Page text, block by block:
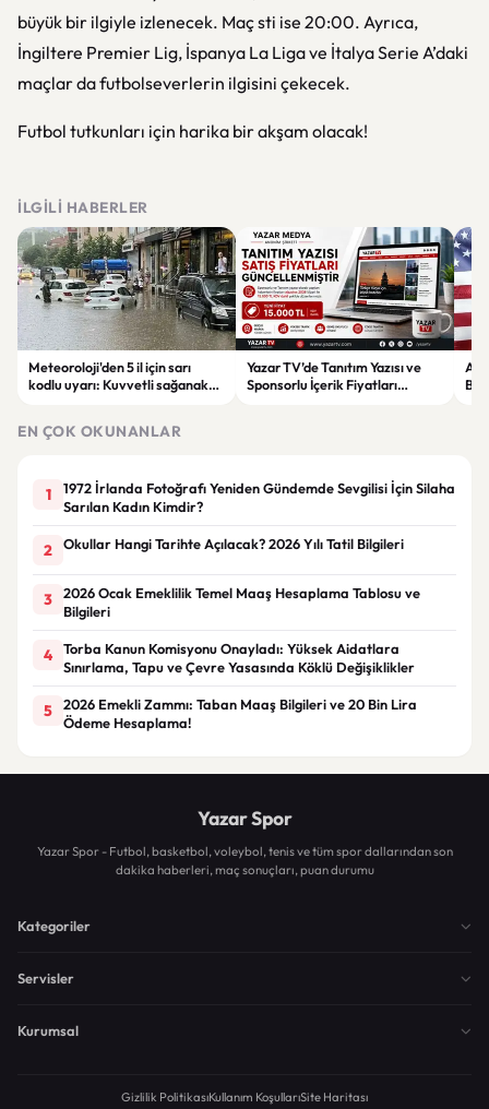
büyük bir ilgiyle izlenecek. Maç sti ise 20:00. Ayrıca,
İngiltere Premier Lig, İspanya La Liga ve İtalya Serie A’daki
maçlar da futbolseverlerin ilgisini çekecek.
Futbol tutkunları için harika bir akşam olacak!
İLGILI HABERLER
Meteoroloji'den 5 il için sarı
kodlu uyarı: Kuvvetli sağanak
Yazar TV’de Tanıtım Yazısı ve
Sponsorlu İçerik Fiyatları
EN ÇOK OKUNANLAR
1
1972 İrlanda Fotoğrafı Yeniden Gündemde Sevgilisi İçin Silaha
Sarılan Kadın Kimdir?
2 Okullar Hangi Tarihte Açılacak? 2026 Yılı Tatil Bilgileri
3
2026 Ocak Emeklilik Temel Maaş Hesaplama Tablosu ve
Bilgileri
4
Torba Kanun Komisyonu Onayladı: Yüksek Aidatlara
Sınırlama, Tapu ve Çevre Yasasında Köklü Değişiklikler
5
2026 Emekli Zammı: Taban Maaş Bilgileri ve 20 Bin Lira
Ödeme Hesaplama!
Yazar Spor
Yazar Spor - Futbol, basketbol, voleybol, tenis ve tüm spor dallarından son
dakika haberleri, maç sonuçları, puan durumu
Kategoriler
Servisler
Kurumsal
Gizlilik PolitikasıKullanım KoşullarıSite Haritası